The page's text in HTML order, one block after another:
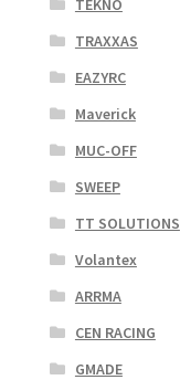
TRAXXAS
EAZYRC
Maverick
MUC-OFF
SWEEP
TT SOLUTIONS
Volantex
ARRMA
CEN RACING
GMADE